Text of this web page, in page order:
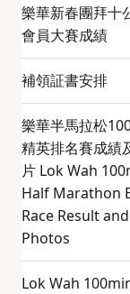
樂華新春團拜十
會員大賽成績
補領証書安排
樂華半馬拉松
精英排名賽成績
片 Lok Wah
Half Marathon
Race Result and
Photos
Lok Wah